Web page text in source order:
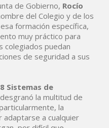
de Gobierno, Rocío
del Colegio y de los
formación específica,
muy práctico para
colegiados puedan
de seguridad a sus
Sistemas de
desgranó la multitud de
la
adaptarse a cualquier